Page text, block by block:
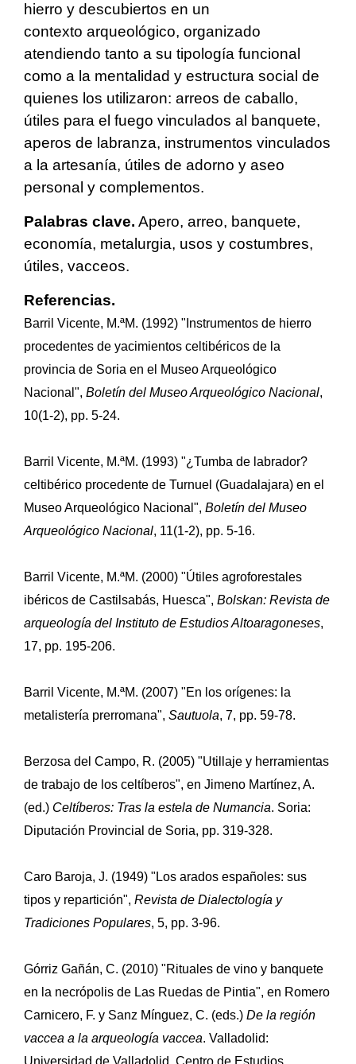
hierro y descubiertos en un
contexto arqueológico, organizado
atendiendo tanto a su tipología funcional
como a la mentalidad y estructura social de
quienes los utilizaron: arreos de caballo,
útiles para el fuego vinculados al banquete,
aperos de labranza, instrumentos vinculados
a la artesanía, útiles de adorno y aseo
personal y complementos.
Palabras clave. Apero, arreo, banquete,
economía, metalurgia, usos y costumbres,
útiles, vacceos.
Referencias.
Barril Vicente, M.ªM. (1992) "Instrumentos de hierro
procedentes de yacimientos celtibéricos de la
provincia de Soria en el Museo Arqueológico
Nacional", Boletín del Museo Arqueológico Nacional,
10(1-2), pp. 5-24.
Barril Vicente, M.ªM. (1993) "¿Tumba de labrador?
celtibérico procedente de Turnuel (Guadalajara) en el
Museo Arqueológico Nacional", Boletín del Museo
Arqueológico Nacional, 11(1-2), pp. 5-16.
Barril Vicente, M.ªM. (2000) "Útiles agroforestales
ibéricos de Castilsabás, Huesca", Bolskan: Revista de
arqueología del Instituto de Estudios Altoaragoneses,
17, pp. 195-206.
Barril Vicente, M.ªM. (2007) "En los orígenes: la
metalistería prerromana", Sautuola, 7, pp. 59-78.
Berzosa del Campo, R. (2005) "Utillaje y herramientas
de trabajo de los celtíberos", en Jimeno Martínez, A.
(ed.) Celtíberos: Tras la estela de Numancia. Soria:
Diputación Provincial de Soria, pp. 319-328.
Caro Baroja, J. (1949) "Los arados españoles: sus
tipos y repartición", Revista de Dialectología y
Tradiciones Populares, 5, pp. 3-96.
Górriz Gañán, C. (2010) "Rituales de vino y banquete
en la necrópolis de Las Ruedas de Pintia", en Romero
Carnicero, F. y Sanz Mínguez, C. (eds.) De la región
vaccea a la arqueología vaccea. Valladolid: